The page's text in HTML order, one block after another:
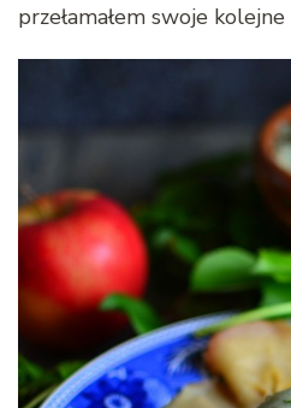
przełamałem swoje